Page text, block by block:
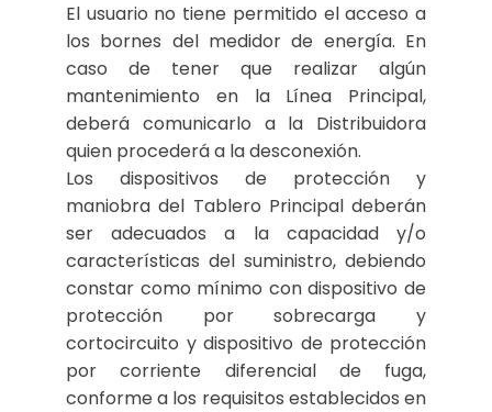
El usuario no tiene permitido el acceso a
los bornes del medidor de energía. En
caso de tener que realizar algún
mantenimiento en la Línea Principal,
deberá comunicarlo a la Distribuidora
quien procederá a la desconexión.
Los dispositivos de protección y
maniobra del Tablero Principal deberán
ser adecuados a la capacidad y/o
características del suministro, debiendo
constar como mínimo con dispositivo de
protección por sobrecarga y
cortocircuito y dispositivo de protección
por corriente diferencial de fuga,
conforme a los requisitos establecidos en